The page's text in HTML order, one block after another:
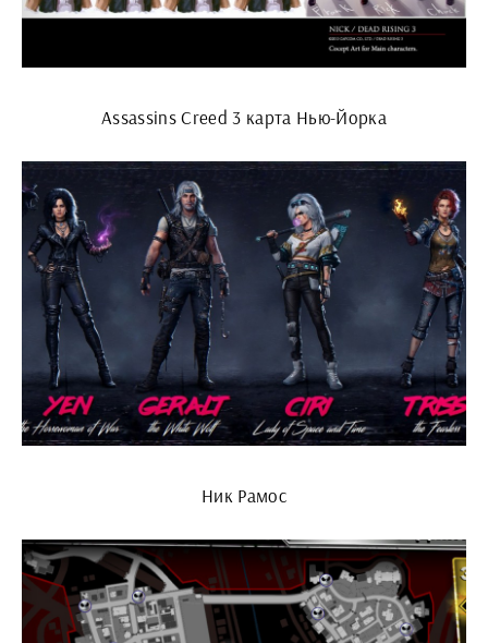
Assassins Creed 3 карта Нью-Йорка
Ник Рамос